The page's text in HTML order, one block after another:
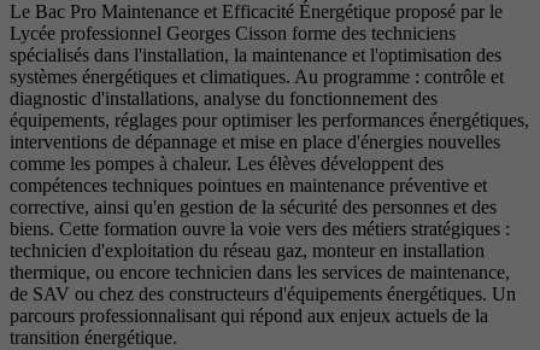
Le Bac Pro Maintenance et Efficacité Énergétique proposé par le
Lycée professionnel Georges Cisson forme des techniciens
spécialisés dans l'installation, la maintenance et l'optimisation des
systèmes énergétiques et climatiques. Au programme : contrôle et
diagnostic d'installations, analyse du fonctionnement des
équipements, réglages pour optimiser les performances énergétiques,
interventions de dépannage et mise en place d'énergies nouvelles
comme les pompes à chaleur. Les élèves développent des
compétences techniques pointues en maintenance préventive et
corrective, ainsi qu'en gestion de la sécurité des personnes et des
biens. Cette formation ouvre la voie vers des métiers stratégiques :
technicien d'exploitation du réseau gaz, monteur en installation
thermique, ou encore technicien dans les services de maintenance,
de SAV ou chez des constructeurs d'équipements énergétiques. Un
parcours professionnalisant qui répond aux enjeux actuels de la
transition énergétique.